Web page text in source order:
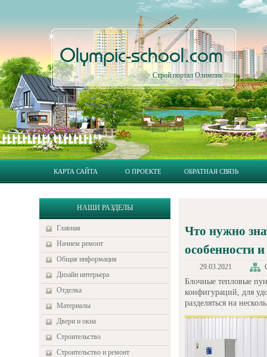
Olympic-school.com
Строй портал Олимпик
КАРТА САЙТА О ПРОЕКТЕ ОБРАТНАЯ СВЯЗЬ
НАШИ РАЗДЕЛЫ
Главная
Начнем ремонт
Общая информация
Дизайн интерьера
Отделка
Материалы
Двери и окна
Строительство
Строительство и ремонт
Что нужно
особенности
29.03.2021
Блочные тепловые
конфигураций, для
разделяться на